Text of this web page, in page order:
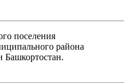
поселения
района
Башкортостан.